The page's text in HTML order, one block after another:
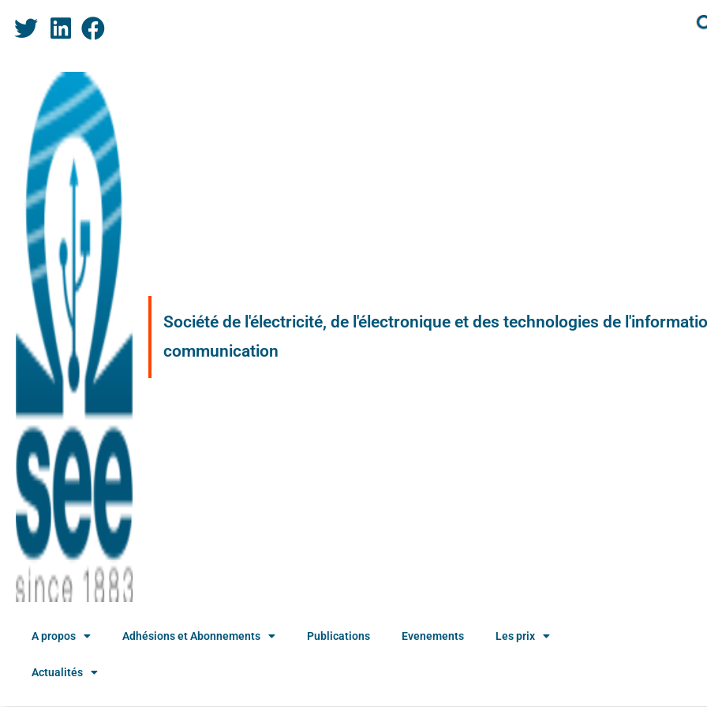
Société de l'électricité, de l'électronique et des technologies de
communication
A propos Adhésions et Abonnements Publications Evenements Les prix
Actualités